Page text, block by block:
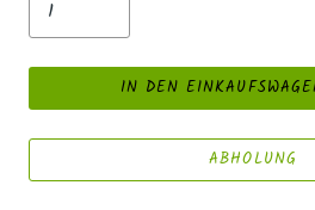
IN DEN
ABHOLUNG